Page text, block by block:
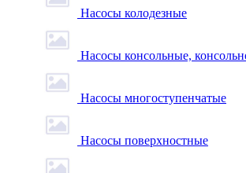
Насосы колодезные
Насосы консольные,
Насосы многоступенчатые
Насосы поверхностные